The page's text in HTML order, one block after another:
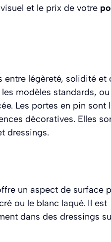
et le prix de votre
entre légèreté, solidité et
modèles standards,
Les portes en pin sont
décoratives. Elles
dressings.
un aspect de surface
ou le blanc laqué. Il est
dans des dressings